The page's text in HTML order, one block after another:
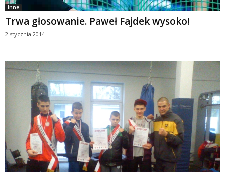
Inne
Trwa głosowanie. Paweł Fajdek wysoko!
2 stycznia 2014